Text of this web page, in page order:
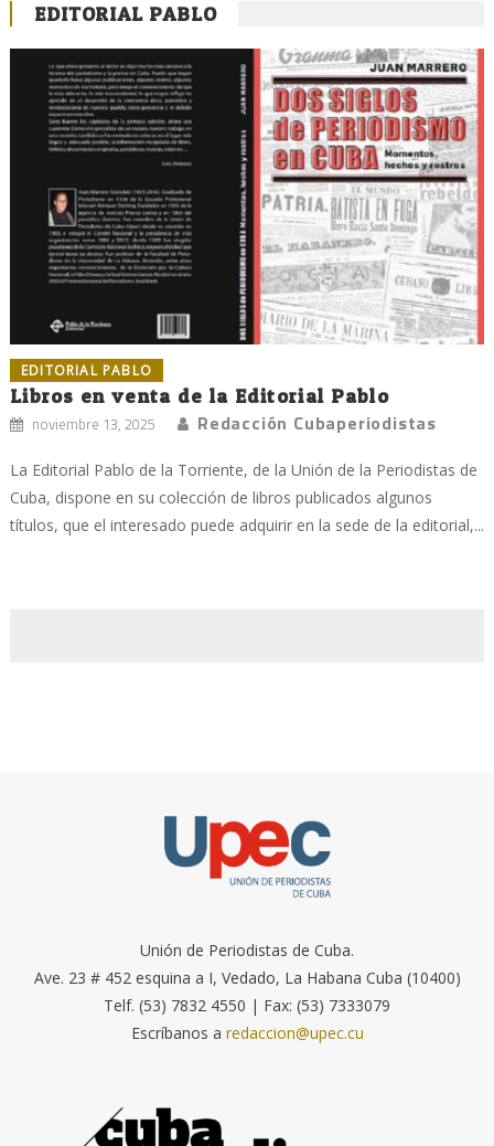
EDITORIAL PABLO
EDITORIAL PABLO
Libros en venta de la Editorial Pablo
noviembre 13, 2025 Redacción Cubaperiodistas
La Editorial Pablo de la Torriente, de la Unión de la Periodistas de
Cuba, dispone en su colección de libros publicados algunos
títulos, que el interesado puede adquirir en la sede de la editorial,...
Unión de Periodistas de Cuba.
Ave. 23 # 452 esquina a I, Vedado, La Habana Cuba (10400)
Telf. (53) 7832 4550 | Fax: (53) 7333079
Escríbanos a redaccion@upec.cu